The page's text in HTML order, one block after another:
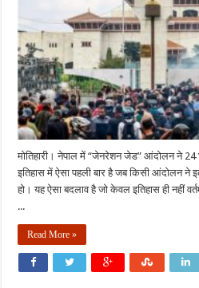
मोतिहारी। नेपाल में “जेनरेशन जेड” आंदोलन ने 24
इतिहास में ऐसा पहली बार है जब किसी आंदोलन ने
हो। यह ऐसा बदलाव है जो केवल इतिहास ही नहीं
...
Read More »